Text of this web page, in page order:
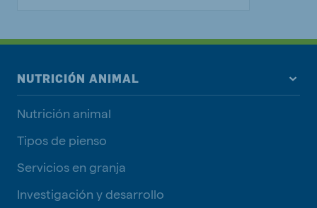
NUTRICIÓN ANIMAL
Nutrición animal
Tipos de pienso
Servicios en granja
Investigación y desarrollo